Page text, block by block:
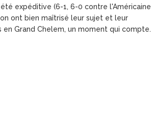
expéditive (6-1, 6-0 contre l'Américaine
ont bien maîtrisé leur sujet et leur
Grand Chelem, un moment qui compte.